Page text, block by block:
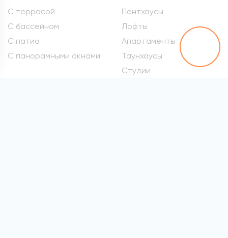
С террасой
С бассейном
С патио
С панорамными окнами
Пентхаусы
Лофты
Апартаменты
Таунхаусы
Студии